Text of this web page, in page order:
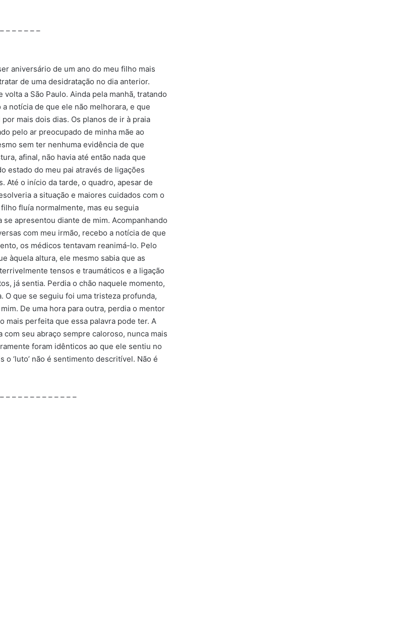
– – – – – –
aniversário de um ano do meu filho mais
de uma desidratação no dia anterior.
a São Paulo. Ainda pela manhã, tratando
notícia de que ele não melhorara, e que
mais dois dias. Os planos de ir à praia
pelo ar preocupado de minha mãe ao
sem ter nenhuma evidência de que
afinal, não havia até então nada que
estado do meu pai através de ligações
Até o início da tarde, o quadro, apesar de
a situação e maiores cuidados com o
fluía normalmente, mas eu seguia
apresentou diante de mim. Acompanhando
com meu irmão, recebo a notícia de que
os médicos tentavam reanimá-lo. Pelo
àquela altura, ele mesmo sabia que as
tensos e traumáticos e a ligação
já sentia. Perdia o chão naquele momento,
O que se seguiu foi uma tristeza profunda,
De uma hora para outra, perdia o mentor
mais perfeita que essa palavra pode ter. A
seu abraço sempre caloroso, nunca mais
foram idênticos ao que ele sentiu no
‘luto’ não é sentimento descritível. Não é
– – – – – – – – – – – –